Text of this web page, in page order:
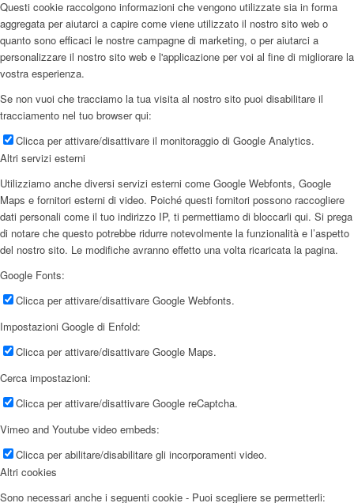
Questi cookie raccolgono informazioni che vengono utilizzate sia in forma
aggregata per aiutarci a capire come viene utilizzato il nostro sito web o
quanto sono efficaci le nostre campagne di marketing, o per aiutarci a
personalizzare il nostro sito web e l'applicazione per voi al fine di migliorare la
vostra esperienza.
Se non vuoi che tracciamo la tua visita al nostro sito puoi disabilitare il
tracciamento nel tuo browser qui:
Clicca per attivare/disattivare il monitoraggio di Google Analytics.
Altri servizi esterni
Utilizziamo anche diversi servizi esterni come Google Webfonts, Google
Maps e fornitori esterni di video. Poiché questi fornitori possono raccogliere
dati personali come il tuo indirizzo IP, ti permettiamo di bloccarli qui. Si prega
di notare che questo potrebbe ridurre notevolmente la funzionalità e l’aspetto
del nostro sito. Le modifiche avranno effetto una volta ricaricata la pagina.
Google Fonts:
Clicca per attivare/disattivare Google Webfonts.
Impostazioni Google di Enfold:
Clicca per attivare/disattivare Google Maps.
Cerca impostazioni:
Clicca per attivare/disattivare Google reCaptcha.
Vimeo and Youtube video embeds:
Clicca per abilitare/disabilitare gli incorporamenti video.
Altri cookies
Sono necessari anche i seguenti cookie - Puoi scegliere se permetterli: